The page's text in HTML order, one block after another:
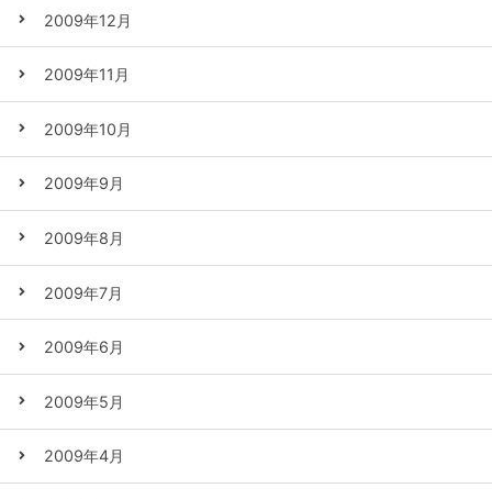
2009年12月
2009年11月
2009年10月
2009年9月
2009年8月
2009年7月
2009年6月
2009年5月
2009年4月